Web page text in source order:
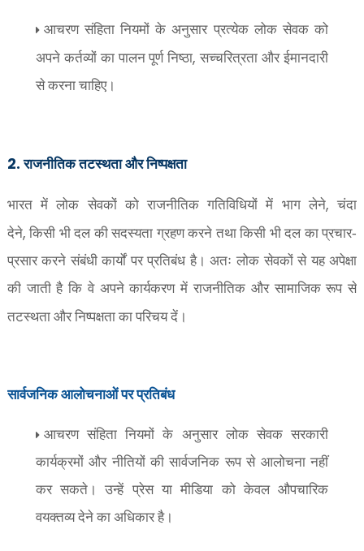
आचरण संहिता नियमों के अनुसार प्रत्येक लोक सेवक को
अपने कर्तव्यों का पालन पूर्ण निष्ठा,सच्चरित्रता और ईमानदारी
से करना चाहिए।
2.राजनीतिक तटस्थता और निष्पक्षता
भारत में लोक सेवकों को राजनीतिक गतिविधियों में भाग लेने,चंदा
देने,किसी भी दल की सदस्यता ग्रहण करने तथा किसी भी दल का प्रचार-
प्रसार करने संबंधी कार्यों पर प्रतिबंध है। अतः लोक सेवकों से यह अपेक्षा
की जाती है कि वे अपने कार्यकरण में राजनीतिक और सामाजिक रूप से
तटस्थता और निष्पक्षता का परिचय दें।
सार्वजनिक आलोचनाओं पर प्रतिबंध
आचरण संहिता नियमों के अनुसार लोक सेवक सरकारी
कार्यक्रमों और नीतियों की सार्वजनिक रूप से आलोचना नहीं
कर सकते। उन्हें प्रेस या मीडिया को केवल औपचारिक
वयक्तव्य देने का अधिकार है।